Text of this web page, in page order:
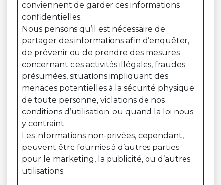
conviennent de garder ces informations
confidentielles.
Nous pensons qu’il est nécessaire de
partager des informations afin d’enquêter,
de prévenir ou de prendre des mesures
concernant des activités illégales, fraudes
présumées, situations impliquant des
menaces potentielles à la sécurité physique
de toute personne, violations de nos
conditions d’utilisation, ou quand la loi nous
y contraint.
Les informations non-privées, cependant,
peuvent être fournies à d’autres parties
pour le marketing, la publicité, ou d’autres
utilisations.